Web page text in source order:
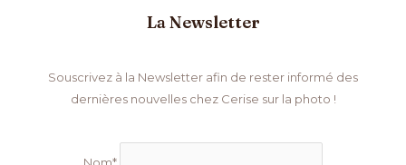
La Newsletter
Souscrivez à la Newsletter afin de rester informé des
dernières nouvelles chez Cerise sur la photo !